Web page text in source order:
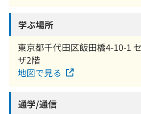
学ぶ場所
東京都千代田区飯田橋4-10-1
ザ2階
地図で見る
通学/通信